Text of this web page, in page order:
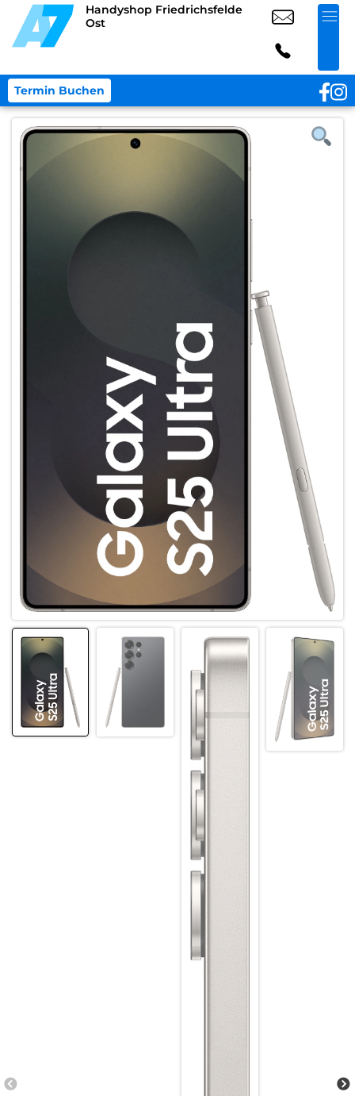
Handyshop Friedrichsfelde
Ost
Termin Buchen